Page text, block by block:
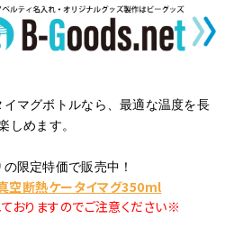
マグボトルなら、最適な温度を長
しめます。
限定特価で販売中！
空断熱ケータイマグ350ml
おりますのでご注意ください※